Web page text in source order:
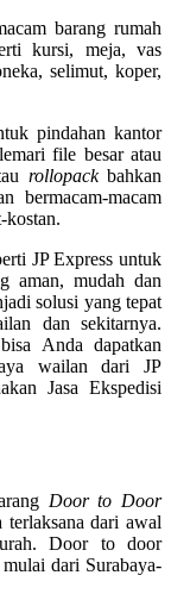
barang rumah
kursi, meja, vas
selimut, koper,
pindahan kantor
file besar atau
rollopackbahkan
bermacam-macam
kostan.
JP Express untuk
aman, mudah dan
solusi yang tepat
dan sekitarnya.
Anda dapatkan
wailan dari JP
Jasa Ekspedisi
Door to Door
terlaksana dari awal
Door to door
dari Surabaya-